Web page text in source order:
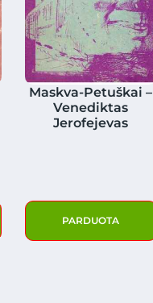
Maskva-Petuškai –
Venediktas
Jerofejevas
PARDUOTA